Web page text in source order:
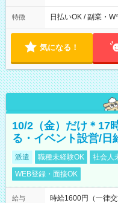
00
特徴 日払いOK / 副業・
気になる！
10/2（金）だけ＊17
る・イベント設営/日
派遣 職種未経験OK 社会人
WEB登録・面接OK
給与
時給1600円（一律